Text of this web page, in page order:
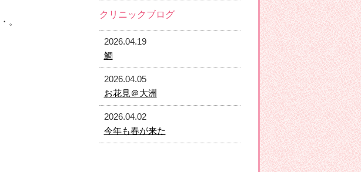
。
クリニックブログ
2026.04.19
鯛
2026.04.05
お花見＠大洲
2026.04.02
今年も春が来た